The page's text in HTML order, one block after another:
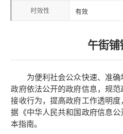
时效性 有效
午街铺
为便利社会公众快速、准确
政府依法公开的政府信息，规
接收行为，提高政府工作透明
据《中华人民共和国政府信息
本指南。